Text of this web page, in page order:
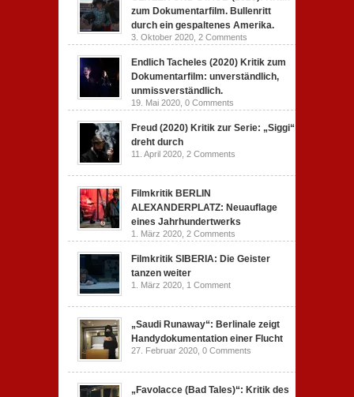
zum Dokumentarfilm. Bullenritt
durch ein gespaltenes Amerika.
3. Oktober 2020, 2 Comments
Endlich Tacheles (2020) Kritik zum
Dokumentarfilm: unverständlich,
unmissverständlich.
19. Mai 2020, 0 Comments
Freud (2020) Kritik zur Serie: „Siggi“
dreht durch
11. April 2020, 2 Comments
Filmkritik BERLIN
ALEXANDERPLATZ: Neuauflage
eines Jahrhundertwerks
1. März 2020, 2 Comments
Filmkritik SIBERIA: Die Geister
tanzen weiter
1. März 2020, 1 Comment
„Saudi Runaway“: Berlinale zeigt
Handydokumentation einer Flucht
27. Februar 2020, 0 Comments
„Favolacce (Bad Tales)“: Kritik des